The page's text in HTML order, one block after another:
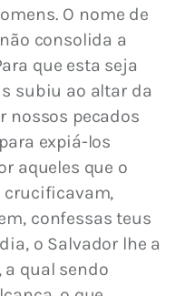
O nome de
consolida a
que esta seja
subiu ao altar da
nossos pecados
expiá-los
aqueles que o
confessas teus
o Salvador lhe a
a qual sendo